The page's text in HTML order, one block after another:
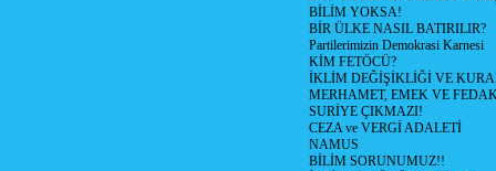
BİLİM YOKSA!
BİR ÜLKE NASIL BATIRILIR?
Partilerimizin Demokrasi Karnesi
KİM FETÖCÜ?
İKLİM DEĞİŞİKLİĞİ VE
MERHAMET, EMEK VE
SURİYE ÇIKMAZI!
CEZA ve VERGİ ADALETİ
NAMUS
BİLİM SORUNUMUZ!!